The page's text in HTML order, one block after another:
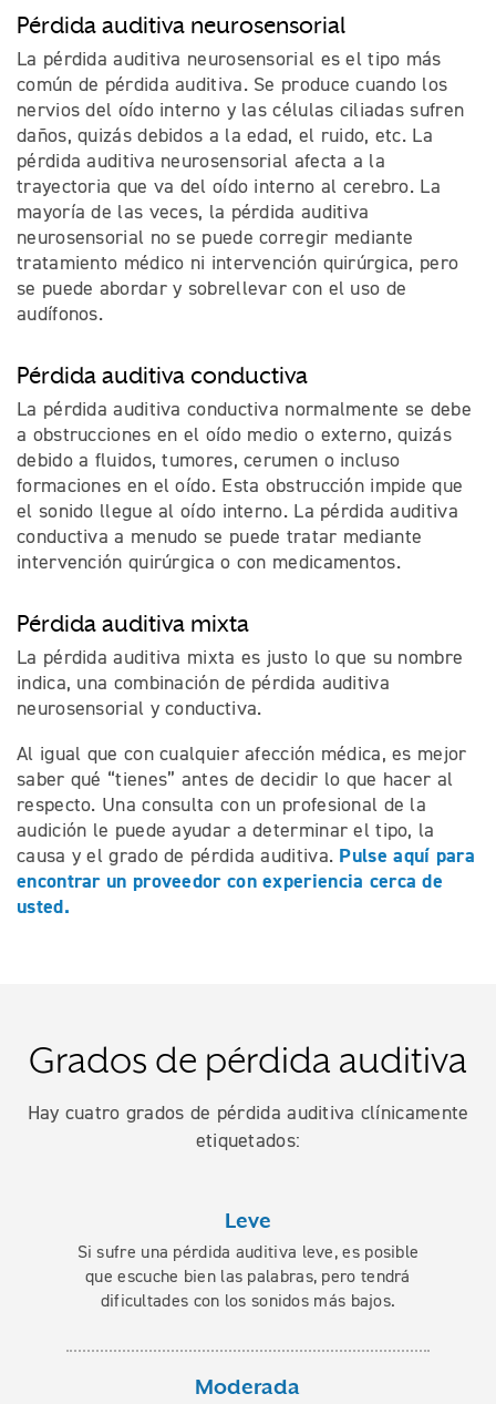
Pérdida auditiva neurosensorial
La pérdida auditiva neurosensorial es el tipo más
común de pérdida auditiva. Se produce cuando los
nervios del oído interno y las células ciliadas sufren
daños, quizás debidos a la edad, el ruido, etc. La
pérdida auditiva neurosensorial afecta a la
trayectoria que va del oído interno al cerebro. La
mayoría de las veces, la pérdida auditiva
neurosensorial no se puede corregir mediante
tratamiento médico ni intervención quirúrgica, pero
se puede abordar y sobrellevar con el uso de
audífonos.
Pérdida auditiva conductiva
La pérdida auditiva conductiva normalmente se debe
a obstrucciones en el oído medio o externo, quizás
debido a fluidos, tumores, cerumen o incluso
formaciones en el oído. Esta obstrucción impide que
el sonido llegue al oído interno. La pérdida auditiva
conductiva a menudo se puede tratar mediante
intervención quirúrgica o con medicamentos.
Pérdida auditiva mixta
La pérdida auditiva mixta es justo lo que su nombre
indica, una combinación de pérdida auditiva
neurosensorial y conductiva.
Al igual que con cualquier afección médica, es mejor
saber qué “tienes” antes de decidir lo que hacer al
respecto. Una consulta con un profesional de la
audición le puede ayudar a determinar el tipo, la
causa y el grado de pérdida auditiva. Pulse aquí para
encontrar un proveedor con experiencia cerca de
usted.
Grados de pérdida auditiva
Hay cuatro grados de pérdida auditiva clínicamente
etiquetados:
Leve
Si sufre una pérdida auditiva leve, es posible
que escuche bien las palabras, pero tendrá
dificultades con los sonidos más bajos.
Moderada